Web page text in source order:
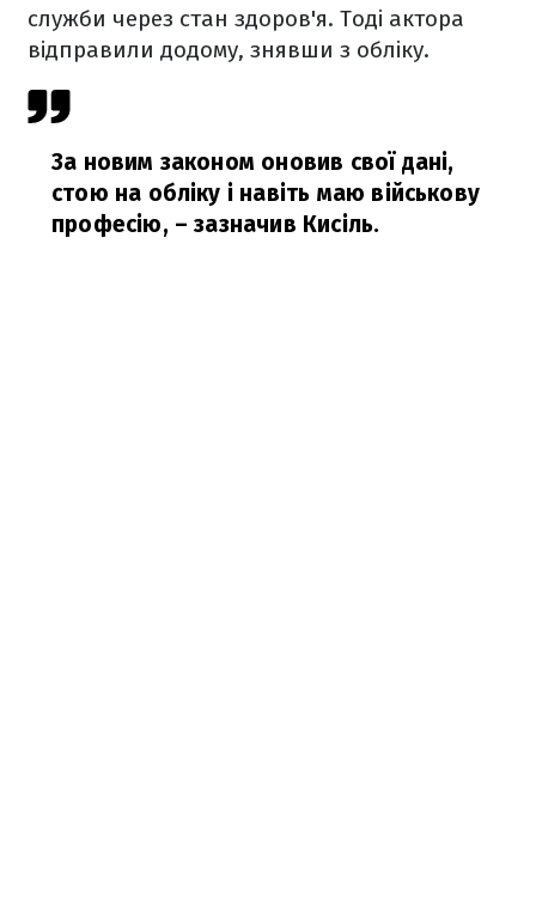
служби через стан здоров'я. Тоді актора
відправили додому, знявши з обліку.
За новим законом оновив свої дані,
стою на обліку і навіть маю військову
професію, – зазначив Кисіль.